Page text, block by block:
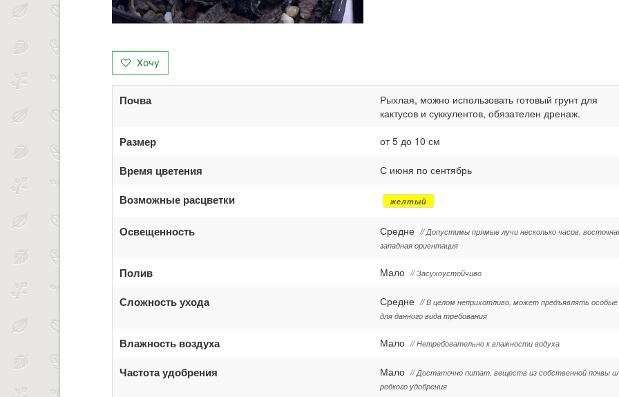
Хочу
Почва
Рыхлая, можно использовать готовый грунт для
кактусов и суккулентов, обязателен дренаж.
Размер от 5 до 10 см
Время цветения С июня по сентябрь
Возможные расцветки желтый
Освещенность Средне // Допустимы прямые лучи несколько часов,
западная ориентация
Полив Мало // Засухоустойчиво
Сложность ухода Средне // В целом неприхотливо, может предъявлять особые
для данного вида требования
Влажность воздуха Мало // Нетребовательно к влажности водуха
Частота удобрения Мало // Достаточно питат. веществ из собственной почвы
редкого удобрения